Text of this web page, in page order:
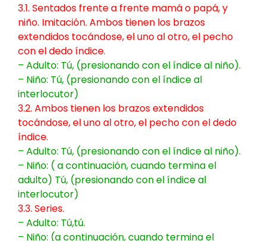
3.1. Sentados frente a frente mamá o papá, y
niño. Imitación. Ambos tienen los brazos
extendidos tocándose, el uno al otro, el pecho
con el dedo índice.
– Adulto: Tú, (presionando con el índice al niño).
– Niño: Tú, (presionando con el índice al
interlocutor)
3.2. Ambos tienen los brazos extendidos
tocándose, el uno al otro, el pecho con el dedo
índice.
– Adulto: Tú, (presionando con el índice al niño).
– Niño: ( a continuación, cuando termina el
adulto) Tú, (presionando con el índice al
interlocutor)
3.3. Series.
– Adulto: Tú,tú.
– Niño: (a continuación, cuando termina el